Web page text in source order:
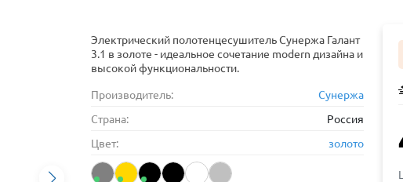
Электрический полотенцесушитель Сунержа Галант
3.1 в золоте - идеальное сочетание modern дизайна и
высокой функциональности.
Производитель:
Сунержа
Страна:
Россия
Цвет:
золото